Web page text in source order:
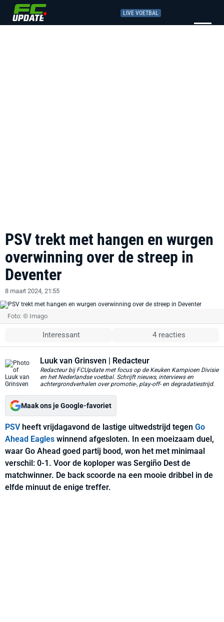
LIVE VOETBAL
PSV trekt met hangen en wurgen
overwinning over de streep in
Deventer
8 maart 2024, 21:55
Foto: © Imago
Interessant 4 reacties
Luuk van Grinsven | Redacteur
Redacteur bij FCUpdate met focus op de Keuken Kampioen Divisie
en het Nederlandse voetbal. Schrijft nieuws, interviews en
achtergrondverhalen over promotie-, play-off- en degradatiestrijd.
Maak ons je Google-favoriet
PSVheeft vrijdagavond de lastige uitwedstrijd tegen Go
Ahead Eagles winnend afgesloten. In een moeizaam duel,
waar Go Ahead goed partij bood, won het met minimaal
verschil: 0-1. Voor de koploper was Sergiño Dest de
matchwinner. De back scoorde na een mooie dribbel in de
elfde minuut de enige treffer.